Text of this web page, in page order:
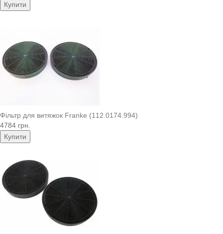
Купити
Фільтр для витяжок Franke (112.0174.994)
4784 грн.
Купити